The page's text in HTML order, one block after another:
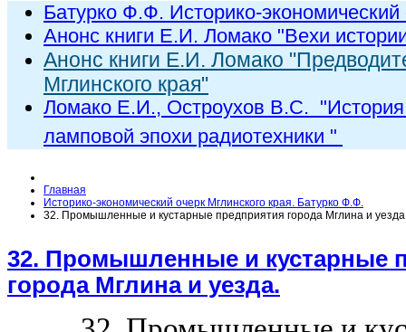
Батурко Ф.Ф. Историко-экономический
Анонс книги Е.И. Ломако "Вехи
Анонс книги Е.И. Ломако
Мглинского края"
Ломако Е.И., Остроухов В.С. "
ламповой эпохи радиотехники "
Главная
Историко-экономический очерк Мглинского края. Батурко Ф.Ф.
32. Промышленные и кустарные предприятия города Мглина и
32. Промышленные и кустарные
города Мглина и уезда.